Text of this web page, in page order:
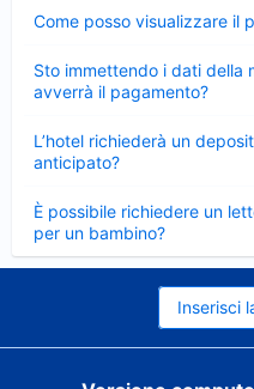
Come posso visualizzare il
chiuso
Sto immettendo i dati della
avverrà il pagamento?
chiuso
L’hotel richiederà un
anticipato?
chiuso
È possibile richiedere un
per un bambino?
Elemento
chiuso
Inserisci